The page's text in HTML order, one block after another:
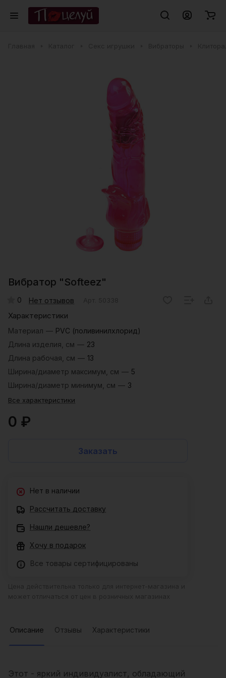
Вибратор "Softeez"
0 Нет отзывов
Характеристики
Материал — PVC (поливинилхлорид)
Длина изделия, см — 23
Длина рабочая, см — 13
Ширина/диаметр максимум, см — 5
Ширина/диаметр минимум, см — 3
Все характеристики
0 ₽
Заказать
Нет в наличии
Рассчитать доставку
Нашли дешевле?
Хочу в подарок
Все товары сертифицированы
Описание Отзывы Характеристики
Этот - яркий индивидуалист, обладающий